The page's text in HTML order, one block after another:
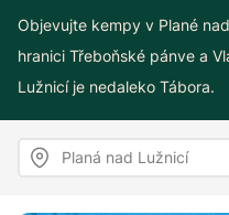
Objevujte kempy v Plané
hranici Třeboňské pánve a
Lužnicí je nedaleko Tábora.
Planá nad Lužnicí